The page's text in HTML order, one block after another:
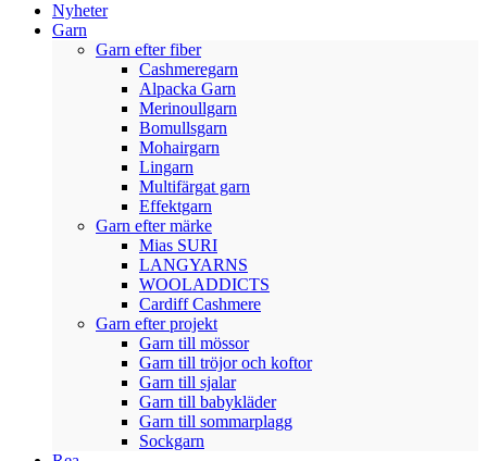
Nyheter
Garn
Garn efter fiber
Cashmeregarn
Alpacka Garn
Merinoullgarn
Bomullsgarn
Mohairgarn
Lingarn
Multifärgat garn
Effektgarn
Garn efter märke
Mias SURI
LANGYARNS
WOOLADDICTS
Cardiff Cashmere
Garn efter projekt
Garn till mössor
Garn till tröjor och koftor
Garn till sjalar
Garn till babykläder
Garn till sommarplagg
Sockgarn